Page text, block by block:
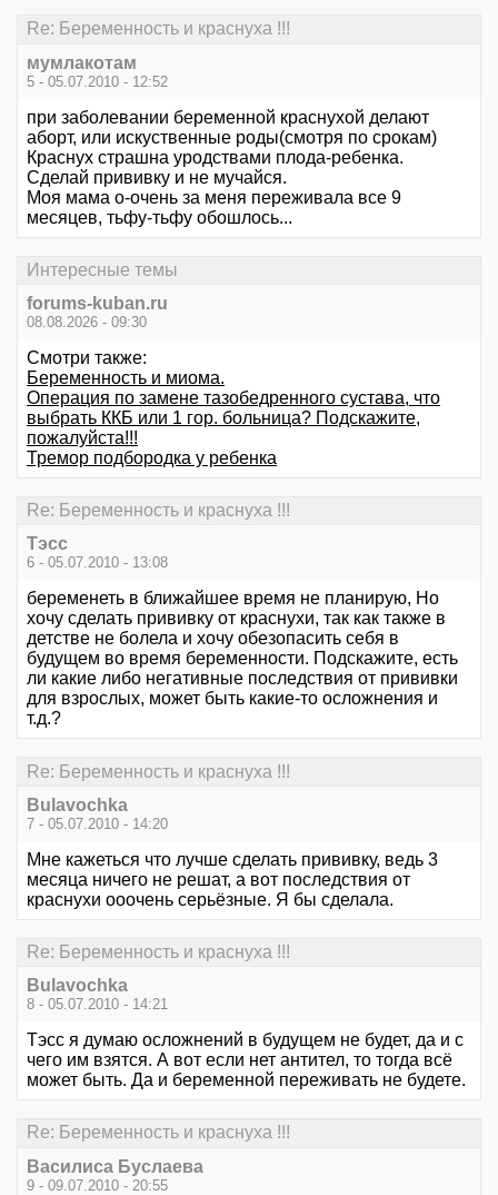
Re: Беременность и краснуха !!!
мумлакотам
5 - 05.07.2010 - 12:52
при заболевании беременной краснухой делают
аборт, или искуственные роды(смотря по срокам)
Краснух страшна уродствами плода-ребенка.
Сделай прививку и не мучайся.
Моя мама о-очень за меня переживала все 9
месяцев, тьфу-тьфу обошлось...
Интересные темы
forums-kuban.ru
08.08.2026 - 09:30
Смотри также:
Беременность и миома.
Операция по замене тазобедренного сустава, что
выбрать ККБ или 1 гор. больница? Подскажите,
пожалуйста!!!
Тремор подбородка у ребенка
Re: Беременность и краснуха !!!
Тэсс
6 - 05.07.2010 - 13:08
беременеть в ближайшее время не планирую, Но
хочу сделать прививку от краснухи, так как также в
детстве не болела и хочу обезопасить себя в
будущем во время беременности. Подскажите, есть
ли какие либо негативные последствия от прививки
для взрослых, может быть какие-то осложнения и
т.д.?
Re: Беременность и краснуха !!!
Bulavochka
7 - 05.07.2010 - 14:20
Мне кажеться что лучше сделать прививку, ведь 3
месяца ничего не решат, а вот последствия от
краснухи ооочень серьёзные. Я бы сделала.
Re: Беременность и краснуха !!!
Bulavochka
8 - 05.07.2010 - 14:21
Тэсс я думаю осложнений в будущем не будет, да и с
чего им взятся. А вот если нет антител, то тогда всё
может быть. Да и беременной переживать не будете.
Re: Беременность и краснуха !!!
Василиса Буслаева
9 - 09.07.2010 - 20:55